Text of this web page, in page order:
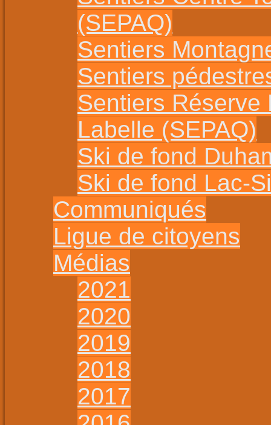
(SEPAQ)
Sentiers
Sentiers
Sentiers Réserve
Labelle (SEPAQ)
Ski de fond
Ski de fond Lac-
Communiqués
Ligue de citoyens
Médias
2021
2020
2019
2018
2017